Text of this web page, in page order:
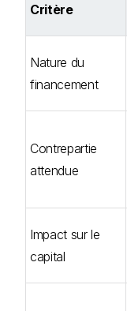
Critère
Nature du
financement
Contrepartie
attendue
Impact sur le
capital